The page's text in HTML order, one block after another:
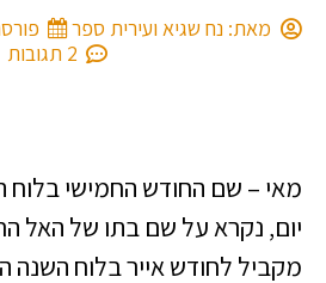
מאת: נח שגיא ועירית ספר
2 תגובות
יום, נקרא על שם בתו של האל
מקביל לחודש אייר בלוח השנה